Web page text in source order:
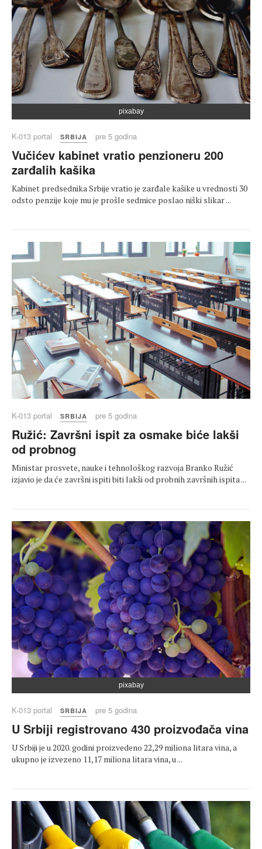
pixabay
K-013 portal SRBIJA pre 5 godina
Vučićev kabinet vratio penzioneru 200
zarđalih kašika
Kabinet predsednika Srbije vratio je zarđale kašike u vrednosti 30
odsto penzije koje mu je prošle sedmice poslao niški slikar ...
K-013 portal SRBIJA pre 5 godina
Ružić: Završni ispit za osmake biće lakši
od probnog
Ministar prosvete, nauke i tehnološkog razvoja Branko Ružić
izjavio je da će završni ispiti biti lakši od probnih završnih ispita ...
pixabay
K-013 portal SRBIJA pre 5 godina
U Srbiji registrovano 430 proizvođača vina
U Srbiji je u 2020. godini proizvedeno 22,29 miliona litara vina, a
ukupno je izvezeno 11,17 miliona litara vina, u ...